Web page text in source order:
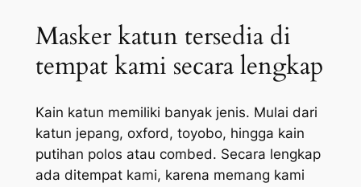
Masker katun tersedia di
tempat kami secara lengkap
Kain katun memiliki banyak jenis. Mulai dari
katun jepang, oxford, toyobo, hingga kain
putihan polos atau combed. Secara lengkap
ada ditempat kami, karena memang kami